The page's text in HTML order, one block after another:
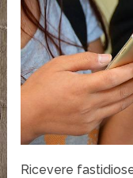
Ricevere